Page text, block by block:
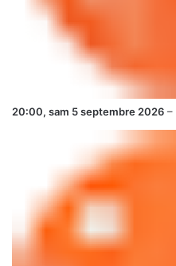
20:00, sam 5 septembre 2026 –